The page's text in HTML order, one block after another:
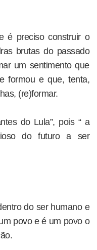
é preciso construir o
brutas do passado
um sentimento que
formou e que, tenta,
(re)formar.
do Lula”, pois “ a
do futuro a ser
do ser humano e
povo e é um povo o